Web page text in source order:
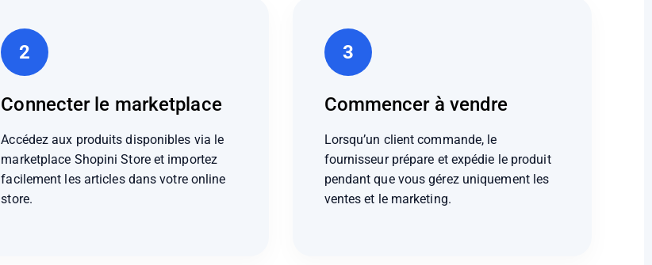
2
Connecter le marketplace
Accédez aux produits disponibles via le
marketplace Shopini Store et importez
facilement les articles dans votre online
store.
3
Commencer à vendre
Lorsqu’un client commande, le
fournisseur prépare et expédie le produit
pendant que vous gérez uniquement les
ventes et le marketing.